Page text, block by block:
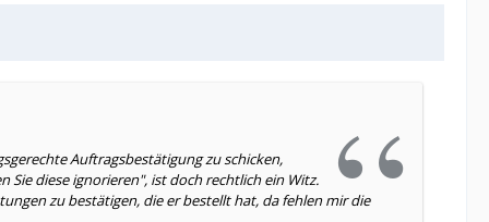
Auftragsbestätigung zu schicken,
Sie diese ignorieren", ist doch rechtlich ein Witz.
zu bestätigen, die er bestellt hat, da fehlen mir die